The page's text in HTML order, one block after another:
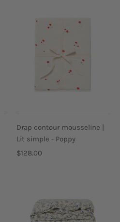
Drap contour mousseline |
Lit simple - Poppy
$128.00